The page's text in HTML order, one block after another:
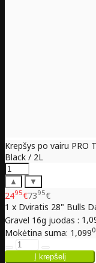
Krepšys po vairu PRO
Black / 2L
▲ ▼
2495€7395€
1 x Dviratis 28" Bulls
Gravel 16g juodas :
Mokėtina suma: 1,099